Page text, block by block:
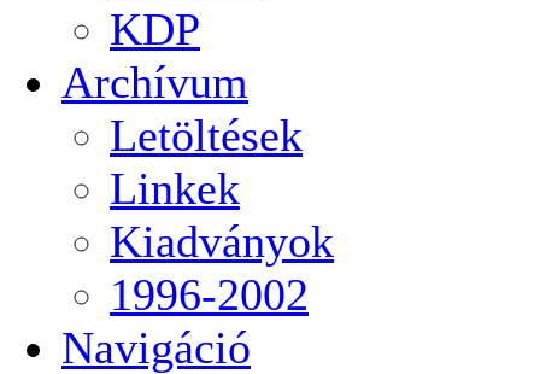
KDP
Archívum
Letöltések
Linkek
Kiadványok
1996-2002
Navigáció